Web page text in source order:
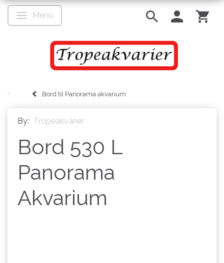
Toggle navigation
Menu
Bord til Panorama akvarium
By: Tropeakvarier
Bord 530 L
Panorama
Akvarium